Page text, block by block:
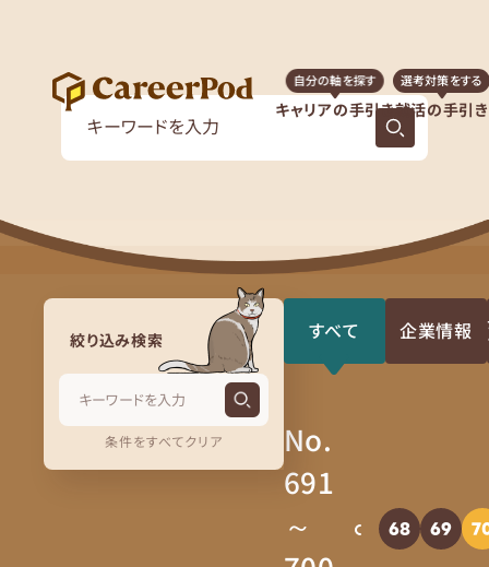
キャリアの手引き
自分の軸を探す
就活の手引き
選考対策をする
絞り込み検索
条件をすべてクリア
すべて 企業情報
No.
691
～
68 69